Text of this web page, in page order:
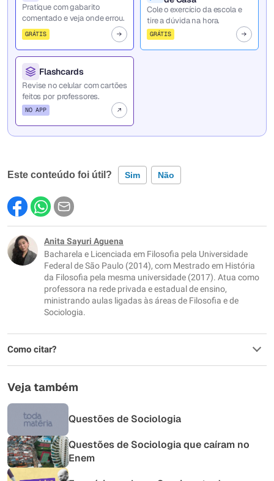
Pratique com gabarito
comentado e veja onde errou.
GRÁTIS
Cole o exercício da escola e
tire a dúvida na hora.
GRÁTIS
Flashcards
Revise no celular com cartões
feitos por professores.
NO APP
Este conteúdo foi útil? Sim Não
Este conteúdo contém informação incorreta
Este conteúdo não tem a informação que procuro
Outro
Anita Sayuri Aguena
Bacharela e Licenciada em Filosofia pela Universidade
Federal de São Paulo (2014), com Mestrado em História
da Filosofia pela mesma universidade (2017). Atua como
professora na rede privada e estadual de ensino,
ministrando aulas ligadas às áreas de Filosofia e de
Sociologia.
Como citar?
Veja também
Questões de Sociologia
Questões de Sociologia que caíram no
Enem